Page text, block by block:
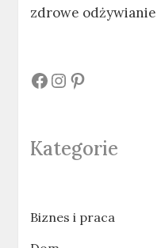
zdrowe odżywianie
# # #
Kategorie
Biznes i praca